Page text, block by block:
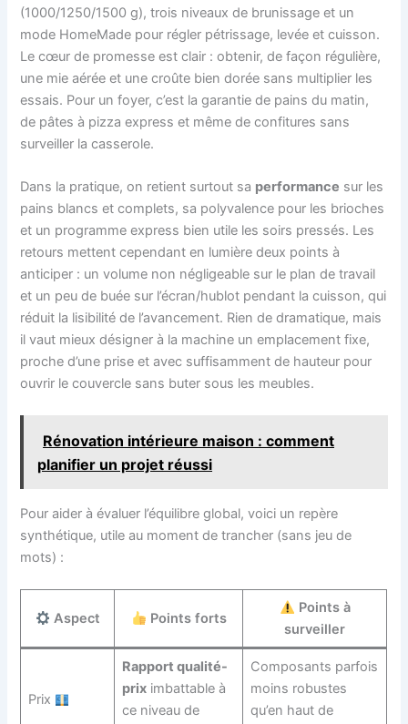
(1000/1250/1500 g), trois niveaux de brunissage et un
mode HomeMade pour régler pétrissage, levée et cuisson.
Le cœur de promesse est clair : obtenir, de façon régulière,
une mie aérée et une croûte bien dorée sans multiplier les
essais. Pour un foyer, c’est la garantie de pains du matin,
de pâtes à pizza express et même de confitures sans
surveiller la casserole.
Dans la pratique, on retient surtout sa performance sur les
pains blancs et complets, sa polyvalence pour les brioches
et un programme express bien utile les soirs pressés. Les
retours mettent cependant en lumière deux points à
anticiper : un volume non négligeable sur le plan de travail
et un peu de buée sur l’écran/hublot pendant la cuisson, qui
réduit la lisibilité de l’avancement. Rien de dramatique, mais
il vaut mieux désigner à la machine un emplacement fixe,
proche d’une prise et avec suffisamment de hauteur pour
ouvrir le couvercle sans buter sous les meubles.
Rénovation intérieure maison : comment
planifier un projet réussi
Pour aider à évaluer l’équilibre global, voici un repère
synthétique, utile au moment de trancher (sans jeu de
mots) :
Aspect Points forts
Points à
surveiller
Prix
Rapport qualité-
priximbattable à
ce niveau de
Composants parfois
moins robustes
qu’en haut de